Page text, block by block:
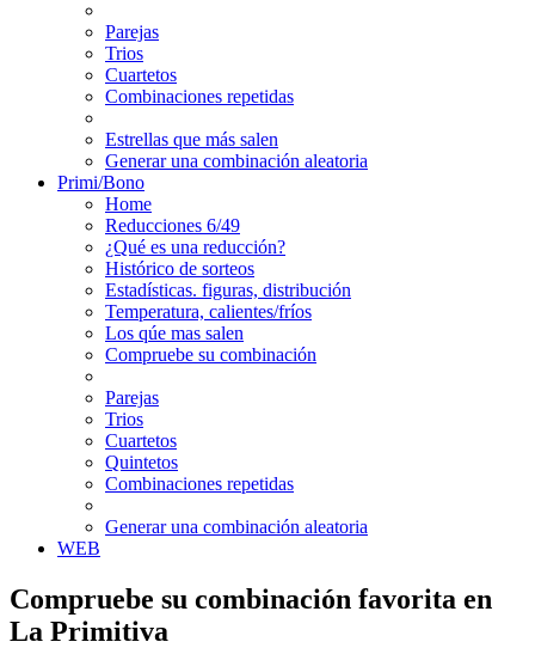
Parejas
Trios
Cuartetos
Combinaciones repetidas
Estrellas que más salen
Generar una combinación aleatoria
Primi/Bono
Home
Reducciones 6/49
¿Qué es una reducción?
Histórico de sorteos
Estadísticas. figuras, distribución
Temperatura, calientes/fríos
Los qúe mas salen
Compruebe su combinación
Parejas
Trios
Cuartetos
Quintetos
Combinaciones repetidas
Generar una combinación aleatoria
WEB
Compruebe su combinación favorita en
La Primitiva